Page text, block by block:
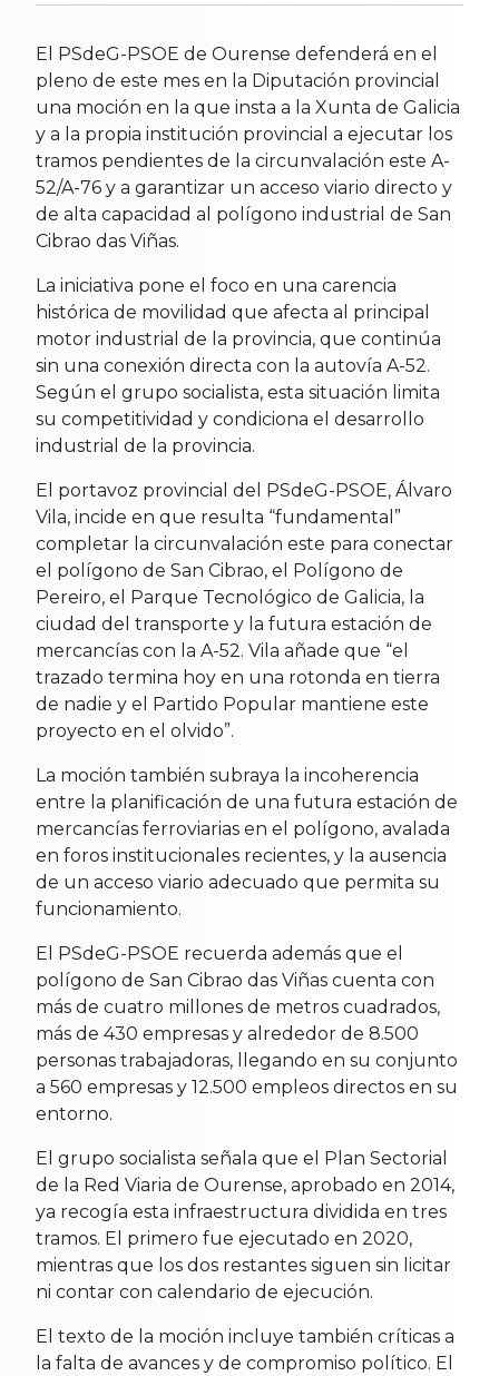
El PSdeG-PSOE de Ourense defenderá en el
pleno de este mes en la Diputación provincial
una moción en la que insta a la Xunta de Galicia
y a la propia institución provincial a ejecutar los
tramos pendientes de la circunvalación este A-
52/A-76 y a garantizar un acceso viario directo y
de alta capacidad al polígono industrial de San
Cibrao das Viñas.
La iniciativa pone el foco en una carencia
histórica de movilidad que afecta al principal
motor industrial de la provincia, que continúa
sin una conexión directa con la autovía A-52.
Según el grupo socialista, esta situación limita
su competitividad y condiciona el desarrollo
industrial de la provincia.
El portavoz provincial del PSdeG-PSOE, Álvaro
Vila, incide en que resulta “fundamental”
completar la circunvalación este para conectar
el polígono de San Cibrao, el Polígono de
Pereiro, el Parque Tecnológico de Galicia, la
ciudad del transporte y la futura estación de
mercancías con la A-52. Vila añade que “el
trazado termina hoy en una rotonda en tierra
de nadie y el Partido Popular mantiene este
proyecto en el olvido”.
La moción también subraya la incoherencia
entre la planificación de una futura estación de
mercancías ferroviarias en el polígono, avalada
en foros institucionales recientes, y la ausencia
de un acceso viario adecuado que permita su
funcionamiento.
El PSdeG-PSOE recuerda además que el
polígono de San Cibrao das Viñas cuenta con
más de cuatro millones de metros cuadrados,
más de 430 empresas y alrededor de 8.500
personas trabajadoras, llegando en su conjunto
a 560 empresas y 12.500 empleos directos en su
entorno.
El grupo socialista señala que el Plan Sectorial
de la Red Viaria de Ourense, aprobado en 2014,
ya recogía esta infraestructura dividida en tres
tramos. El primero fue ejecutado en 2020,
mientras que los dos restantes siguen sin licitar
ni contar con calendario de ejecución.
El texto de la moción incluye también críticas a
la falta de avances y de compromiso político. El